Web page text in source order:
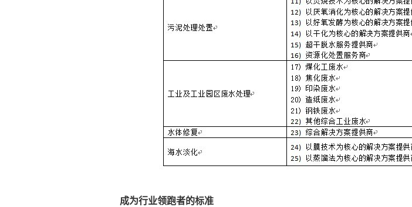
成为行业领跑者的标准